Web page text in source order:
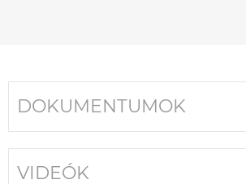
DOKUMENTUMOK
VIDEÓK